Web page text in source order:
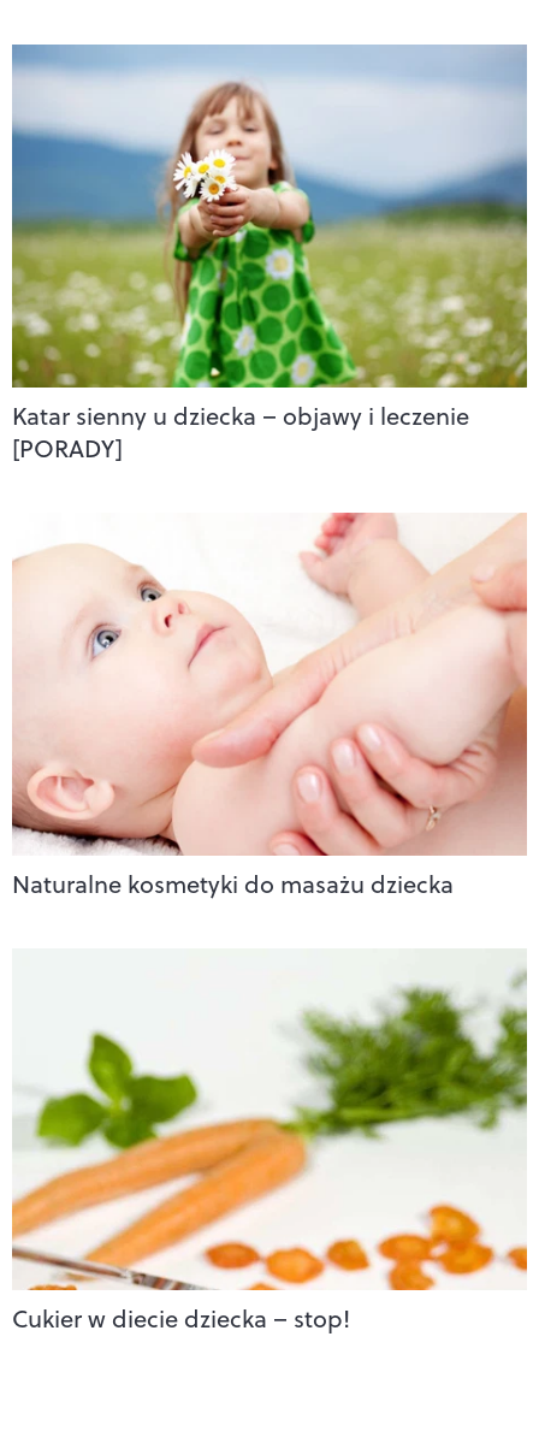
Katar sienny u dziecka – objawy i leczenie
[PORADY]
Naturalne kosmetyki do masażu dziecka
Cukier w diecie dziecka – stop!